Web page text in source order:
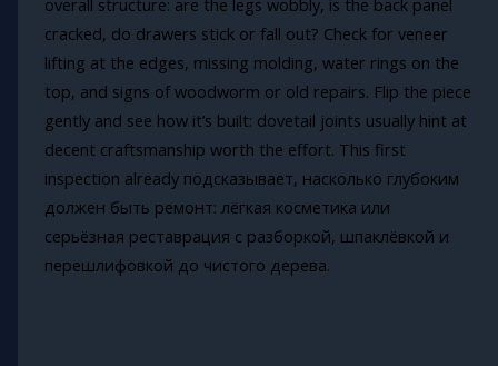
overall structure: are the legs wobbly, is the back panel
cracked, do drawers stick or fall out? Check for veneer
lifting at the edges, missing molding, water rings on the
top, and signs of woodworm or old repairs. Flip the piece
gently and see how it’s built: dovetail joints usually hint at
decent craftsmanship worth the effort. This first
inspection already подсказывает, насколько глубоким
должен быть ремонт: лёгкая косметика или
серьёзная реставрация с разборкой, шпаклёвкой и
перешлифовкой до чистого дерева.